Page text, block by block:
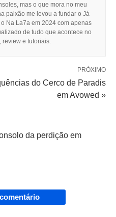
mas o que mora no meu
paixão me levou a fundar o Já
Na La7a em 2024 com apenas
de tudo que acontece no
review e tutoriais.
PRÓXIMO
do Cerco de Paradis
em Avowed »
da perdição em